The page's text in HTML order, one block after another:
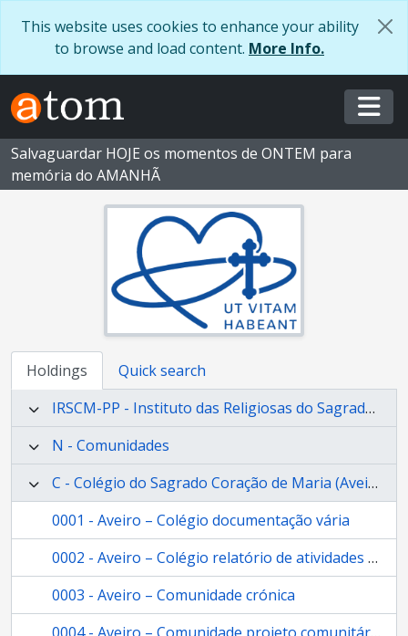
This website uses cookies to enhance your ability
to browse and load content. More Info.
Salvaguardar HOJE os momentos de ONTEM para
memória do AMANHÃ
Holdings
Quick search
IRSCM-PP - Instituto das Religiosas do Sagrado Coração de Maria - Província Portuguesa
N - Comunidades
C - Colégio do Sagrado Coração de Maria (Aveiro)
0001 - Aveiro – Colégio documentação vária
0002 - Aveiro – Colégio relatório de atividades apostólicas
0003 - Aveiro – Comunidade crónica